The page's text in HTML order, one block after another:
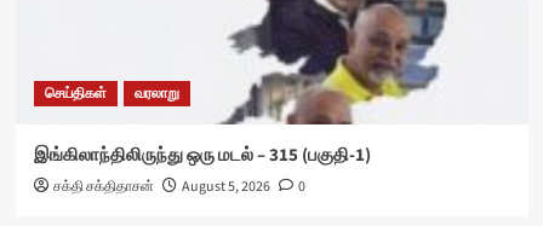
செய்திகள் வரலாறு
இங்கிலாந்திலிருந்து ஒரு மடல் – 315 (பகுதி-1)
சக்தி சக்திதாசன் August 5, 2026 0